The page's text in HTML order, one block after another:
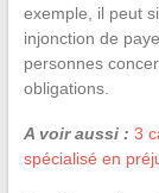
exemple, il peut
injonction de
personnes
obligations.
A voir aussi : 3
spécialisé en